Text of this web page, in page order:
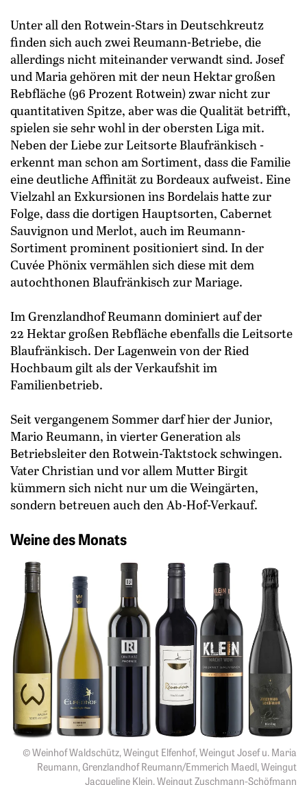
Unter all den Rotwein-Stars in Deutschkreutz
finden sich auch zwei Reumann-Betriebe, die
allerdings nicht miteinander verwandt sind. Josef
und Maria gehören mit der neun Hektar großen
Rebfläche (96 Prozent Rotwein) zwar nicht zur
quantitativen Spitze, aber was die Qualität betrifft,
spielen sie sehr wohl in der obersten Liga mit.
Neben der Liebe zur Leitsorte Blaufränkisch ­
erkennt man schon am Sortiment, dass die Familie
eine deutliche Affinität zu Bordeaux aufweist. Eine
Vielzahl an Exkursionen ins Bordelais hatte zur
Folge, dass die dortigen Haupt­sorten, Cabernet
Sauvignon und Merlot, auch im Reumann-
Sortiment prominent positioniert sind. In der
Cuvée Phönix vermählen sich diese mit dem
autochthonen Blaufränkisch zur Mariage.
Im Grenzlandhof Reumann dominiert auf der
22 Hektar großen Rebfläche ebenfalls die Leitsorte
Blaufränkisch. Der Lagenwein von der Ried
Hochbaum gilt als der Verkaufshit im
Familienbetrieb.
Seit vergangenem Sommer darf hier der Junior,
Mario Reumann, in vierter Generation als
Betriebsleiter den Rotwein-Taktstock schwingen.
Vater Christian und vor allem Mutter Birgit
kümmern sich nicht nur um die Weingärten,
sondern betreuen auch den ­Ab-Hof-Verkauf.
Weine des Monats
© Weinhof Waldschütz, Weingut Elfenhof, Weingut Josef u. Maria
Reumann, Grenzlandhof Reumann/Emmerich Maedl, Weingut
Jacqueline Klein, Weingut Zuschmann-Schöfmann